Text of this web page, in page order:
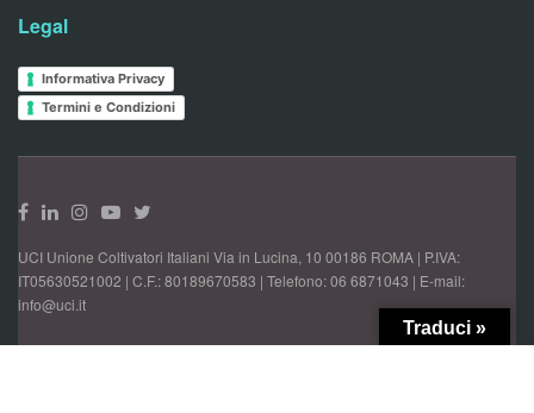
Legal
Informativa Privacy
Termini e Condizioni
UCI Unione Coltivatori Italiani Via in Lucina, 10 00186 ROMA | P.IVA:
IT05630521002 | C.F.: 80189670583 | Telefono: 06 6871043 | E-mail:
info@uci.it
Traduci »